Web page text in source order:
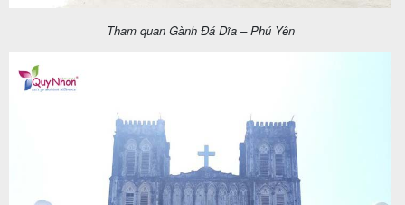
Tham quan Gành Đá Dĩa – Phú Yên